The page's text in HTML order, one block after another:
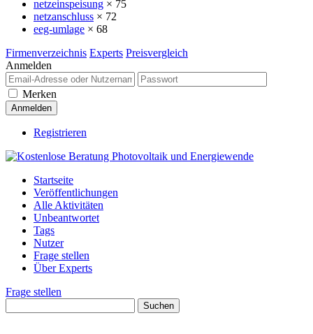
netzeinspeisung × 75
netzanschluss × 72
eeg-umlage × 68
Firmenverzeichnis Experts Preisvergleich
Anmelden
Merken
Registrieren
Startseite
Veröffentlichungen
Alle Aktivitäten
Unbeantwortet
Tags
Nutzer
Frage stellen
Über Experts
Frage stellen